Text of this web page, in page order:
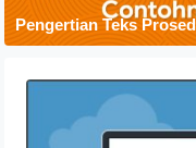
Pengertian Teks
15